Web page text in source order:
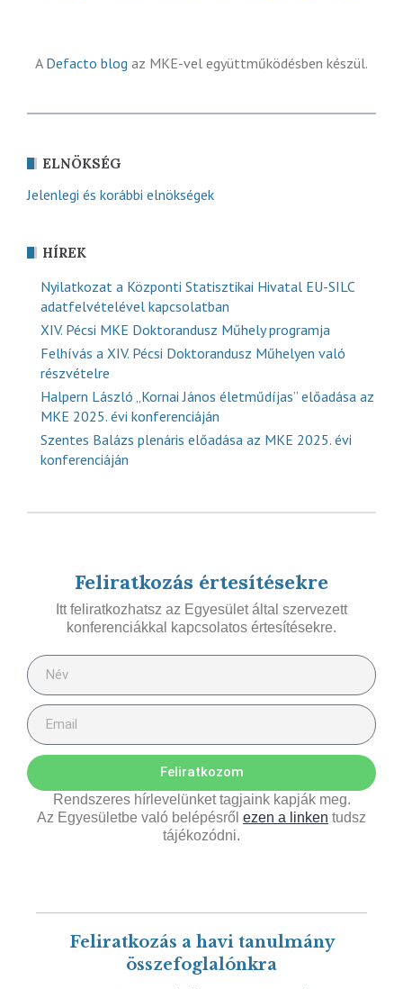
A Defacto blog az MKE-vel együttműködésben készül.
ELNÖKSÉG
Jelenlegi és korábbi elnökségek
HÍREK
Nyilatkozat a Központi Statisztikai Hivatal EU-SILC
adatfelvételével kapcsolatban
XIV. Pécsi MKE Doktorandusz Műhely programja
Felhívás a XIV. Pécsi Doktorandusz Műhelyen való
részvételre
Halpern László „Kornai János életműdíjas” előadása az
MKE 2025. évi konferenciáján
Szentes Balázs plenáris előadása az MKE 2025. évi
konferenciáján
Feliratkozás értesítésekre
Itt feliratkozhatsz az Egyesület által szervezett
konferenciákkal kapcsolatos értesítésekre.
Feliratkozom
Rendszeres hírlevelünket tagjaink kapják meg.
Az Egyesületbe való belépésről ezen a linken tudsz
tájékozódni.
Feliratkozás a havi tanulmány
összefoglalónkra